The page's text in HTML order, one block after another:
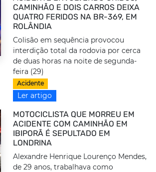
CAMINHÃO E DOIS CARROS DEIXA
QUATRO FERIDOS NA BR-369, EM
ROLÂNDIA
Colisão em sequência provocou
interdição total da rodovia por cerca
de duas horas na noite de segunda-
feira (29)
Acidente
Ler artigo
MOTOCICLISTA QUE MORREU EM
ACIDENTE COM CAMINHÃO EM
IBIPORÃ É SEPULTADO EM
LONDRINA
Alexandre Henrique Lourenço Mendes,
de 29 anos, trabalhava como